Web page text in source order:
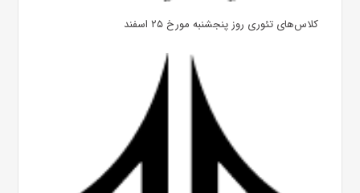
کلاس‌های تئوری روز پنجشنبه مورخ ۲۵ اسفند